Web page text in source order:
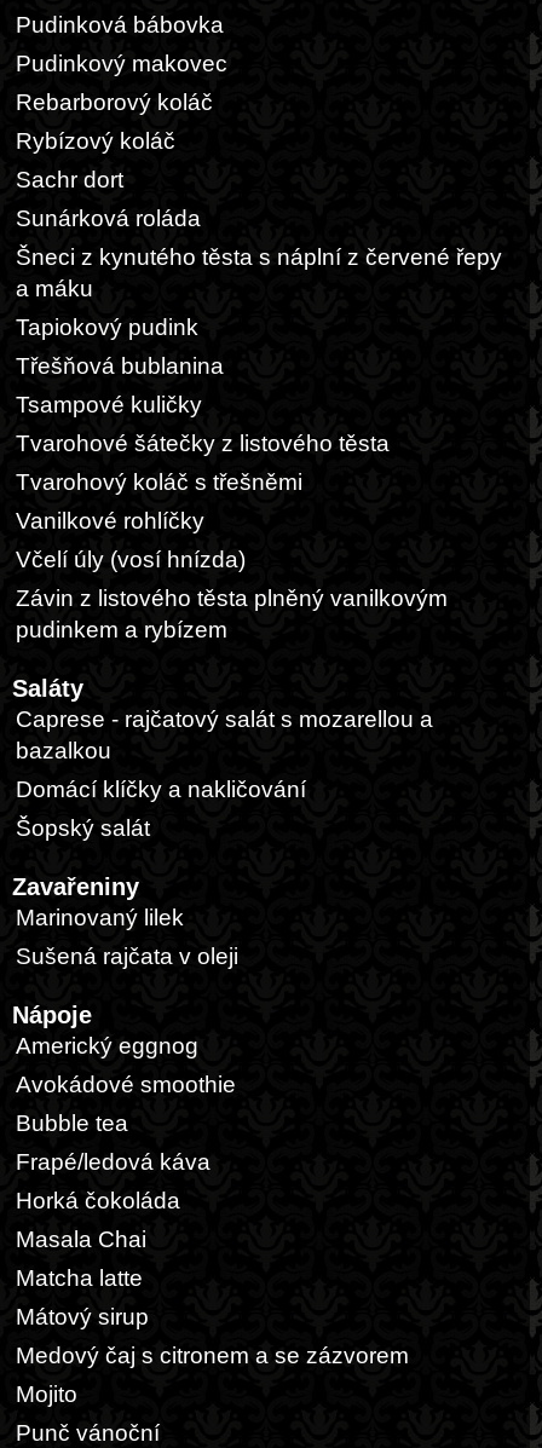
Pudinková bábovka
Pudinkový makovec
Rebarborový koláč
Rybízový koláč
Sachr dort
Sunárková roláda
Šneci z kynutého těsta s náplní z červené řepy
a máku
Tapiokový pudink
Třešňová bublanina
Tsampové kuličky
Tvarohové šátečky z listového těsta
Tvarohový koláč s třešněmi
Vanilkové rohlíčky
Včelí úly (vosí hnízda)
Závin z listového těsta plněný vanilkovým
pudinkem a rybízem
Saláty
Caprese - rajčatový salát s mozarellou a
bazalkou
Domácí klíčky a nakličování
Šopský salát
Zavařeniny
Marinovaný lilek
Sušená rajčata v oleji
Nápoje
Americký eggnog
Avokádové smoothie
Bubble tea
Frapé/ledová káva
Horká čokoláda
Masala Chai
Matcha latte
Mátový sirup
Medový čaj s citronem a se zázvorem
Mojito
Punč vánoční